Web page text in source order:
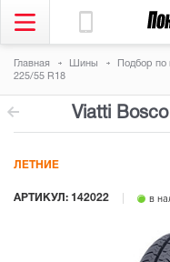
Главная Шины Подбор
225/55 R18
Viatti Bosco
АРТИКУЛ: 142022 в
ЛЕТНИЕ